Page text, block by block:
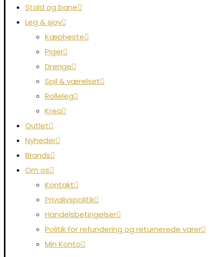
Stald og bane
Leg & sjov
Kæpheste
Piger
Drenge
Spil & værelset
Rolleleg
Krea
Outlet
Nyheder
Brands
Om os
Kontakt
Privalivspolitik
Handelsbetingelser
Politik for refundering og returnerede varer
Min Konto